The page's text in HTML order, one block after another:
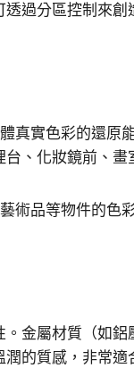
過分區控制來
真實色彩的還
、化妝鏡前、
術品等物件的
金屬材質（如
的質感，非常適